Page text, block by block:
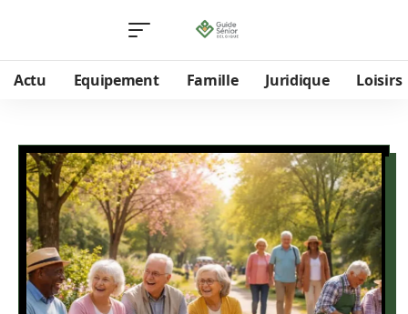
Actu Equipement Famille Juridique Loisirs